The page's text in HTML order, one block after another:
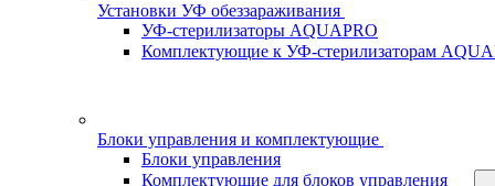
Установки УФ обеззараживания
УФ-стерилизаторы AQUAPRO
Комплектующие к УФ-стерилизаторам
Блоки управления и комплектующие
Блоки управления
Комплектующие для блоков управления